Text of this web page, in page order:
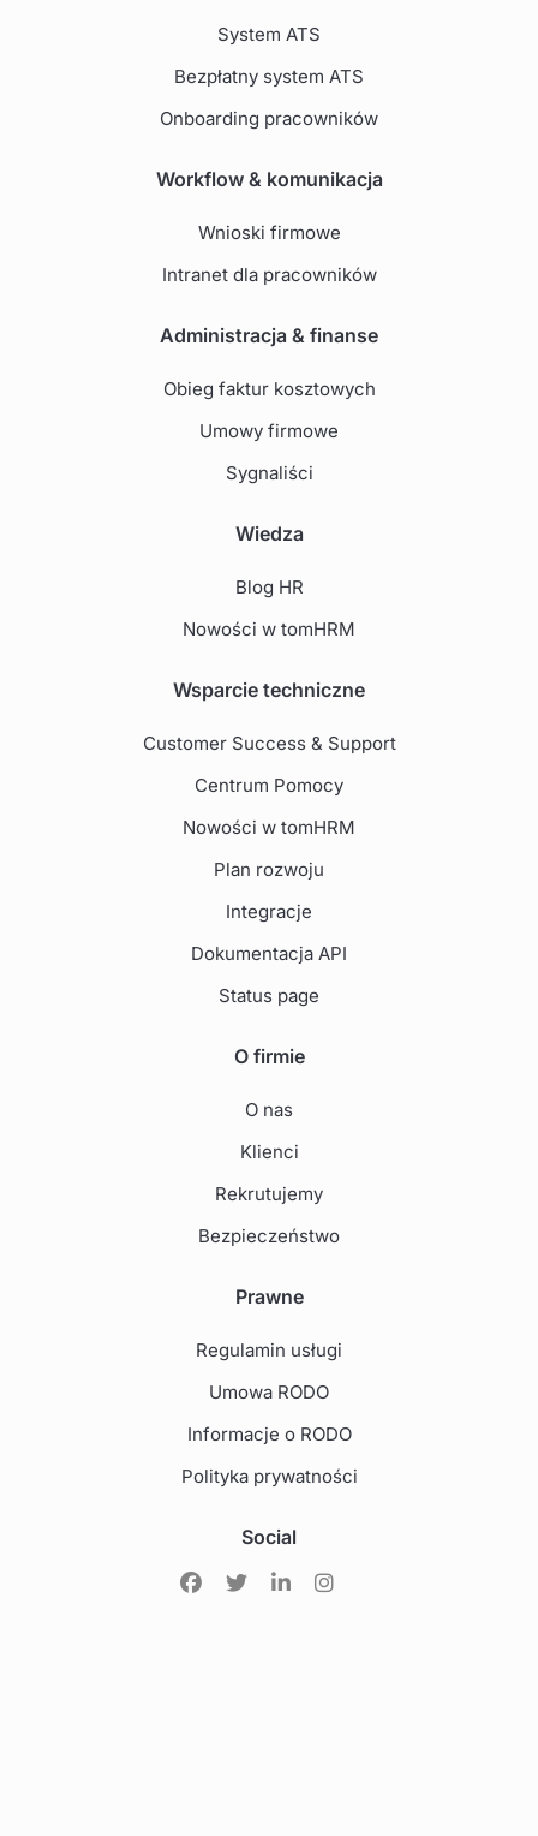
System ATS
Bezpłatny system ATS
Onboarding pracowników
Workflow & komunikacja
Wnioski firmowe
Intranet dla pracowników
Administracja & finanse
Obieg faktur kosztowych
Umowy firmowe
Sygnaliści
Wiedza
Blog HR
Nowości w tomHRM
Wsparcie techniczne
Customer Success & Support
Centrum Pomocy
Nowości w tomHRM
Plan rozwoju
Integracje
Dokumentacja API
Status page
O firmie
O nas
Klienci
Rekrutujemy
Bezpieczeństwo
Prawne
Regulamin usługi
Umowa RODO
Informacje o RODO
Polityka prywatności
Social